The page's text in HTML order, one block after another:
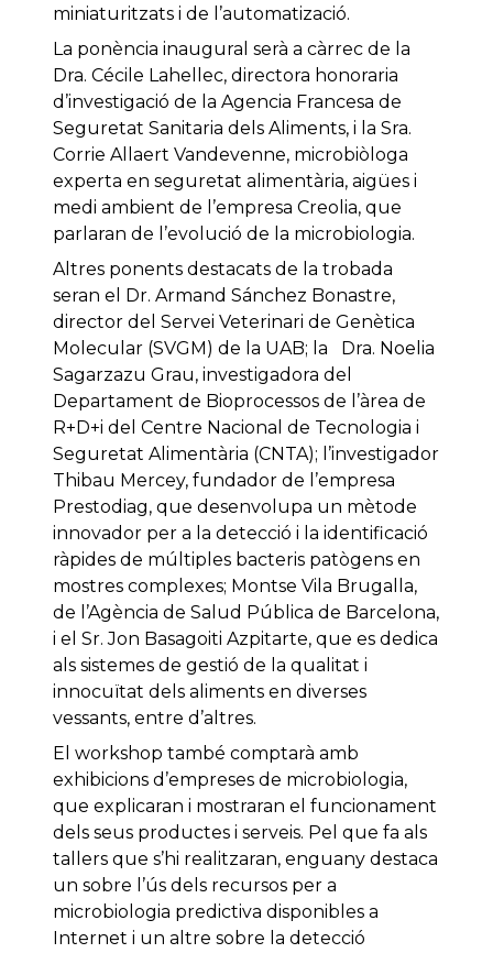
miniaturitzats i de l’automatizació.
La ponència inaugural serà a càrrec de la
Dra. Cécile Lahellec, directora honoraria
d’investigació de la Agencia Francesa de
Seguretat Sanitaria dels Aliments, i la Sra.
Corrie Allaert Vandevenne, microbiòloga
experta en seguretat alimentària, aigües i
medi ambient de l’empresa Creolia, que
parlaran de l’evolució de la microbiologia.
Altres ponents destacats de la trobada
seran el Dr. Armand Sánchez Bonastre,
director del Servei Veterinari de Genètica
Molecular (SVGM) de la UAB; la Dra. Noelia
Sagarzazu Grau, investigadora del
Departament de Bioprocessos de l’àrea de
R+D+i del Centre Nacional de Tecnologia i
Seguretat Alimentària (CNTA); l’investigador
Thibau Mercey, fundador de l’empresa
Prestodiag, que desenvolupa un mètode
innovador per a la detecció i la identificació
ràpides de múltiples bacteris patògens en
mostres complexes; Montse Vila Brugalla,
de l’Agència de Salud Pública de Barcelona,
i el Sr. Jon Basagoiti Azpitarte, que es dedica
als sistemes de gestió de la qualitat i
innocuïtat dels aliments en diverses
vessants, entre d’altres.
El workshop també comptarà amb
exhibicions d’empreses de microbiologia,
que explicaran i mostraran el funcionament
dels seus productes i serveis. Pel que fa als
tallers que s’hi realitzaran, enguany destaca
un sobre l’ús dels recursos per a
microbiologia predictiva disponibles a
Internet i un altre sobre la detecció